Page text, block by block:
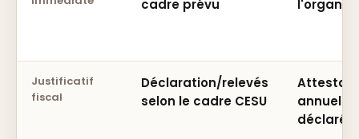
cadre prévu
Justificatif
fiscal
Déclaration/relevés
selon le cadre CESU
annuelle
déclaré